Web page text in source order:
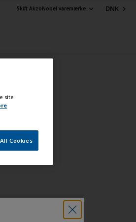
Skift AkzoNobel varemærke DNK
site
Cookies